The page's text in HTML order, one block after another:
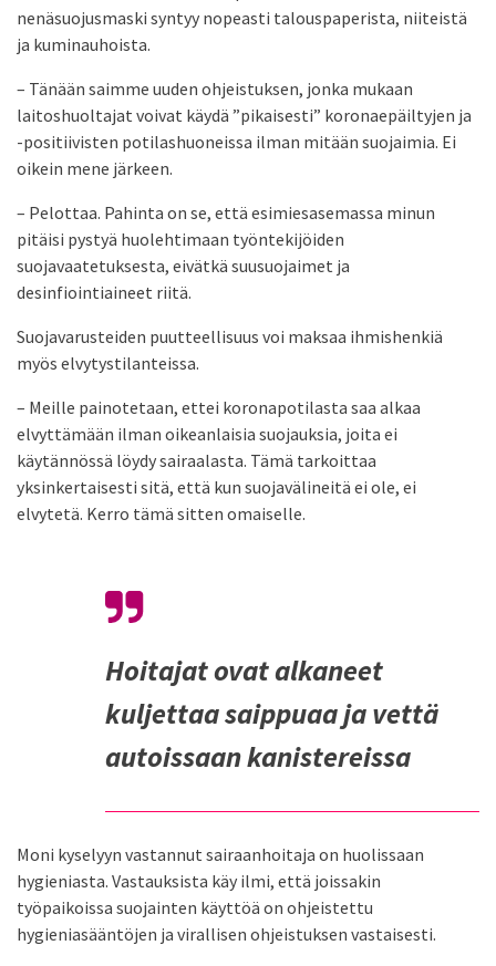
nenäsuojusmaski syntyy nopeasti talouspaperista, niiteistä
ja kuminauhoista.
– Tänään saimme uuden ohjeistuksen, jonka mukaan
laitoshuoltajat voivat käydä ”pikaisesti” koronaepäiltyjen ja
-positiivisten potilashuoneissa ilman mitään suojaimia. Ei
oikein mene järkeen.
– Pelottaa. Pahinta on se, että esimiesasemassa minun
pitäisi pystyä huolehtimaan työntekijöiden
suojavaatetuksesta, eivätkä suusuojaimet ja
desinfiointiaineet riitä.
Suojavarusteiden puutteellisuus voi maksaa ihmishenkiä
myös elvytystilanteissa.
– Meille painotetaan, ettei koronapotilasta saa alkaa
elvyttämään ilman oikeanlaisia suojauksia, joita ei
käytännössä löydy sairaalasta. Tämä tarkoittaa
yksinkertaisesti sitä, että kun suojavälineitä ei ole, ei
elvytetä. Kerro tämä sitten omaiselle.
Hoitajat ovat alkaneet
kuljettaa saippuaa ja vettä
autoissaan kanistereissa
Moni kyselyyn vastannut sairaanhoitaja on huolissaan
hygieniasta. Vastauksista käy ilmi, että joissakin
työpaikoissa suojainten käyttöä on ohjeistettu
hygieniasääntöjen ja virallisen ohjeistuksen vastaisesti.